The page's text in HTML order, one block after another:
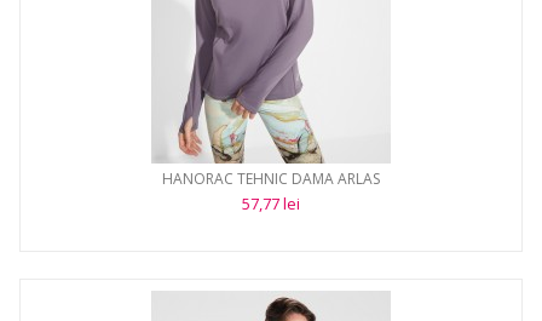
HANORAC TEHNIC DAMA ARLAS
57,77 lei